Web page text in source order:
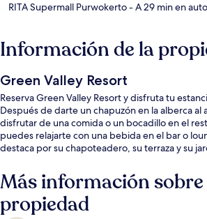
RITA Supermall Purwokerto- A 29 min en auto
Información de la
Green Valley Resort
Reserva Green Valley Resort y disfruta tu
Después de darte un chapuzón en la alberca al
disfrutar de una comida o un bocadillo en el
puedes relajarte con una bebida en el bar o
destaca por su chapoteadero, su terraza y su
Más información sobre
propiedad